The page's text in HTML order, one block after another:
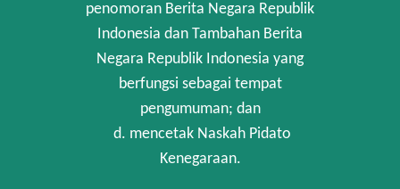
penomoran Berita Negara Republik
Indonesia dan Tambahan Berita
Negara Republik Indonesia yang
berfungsi sebagai tempat
pengumuman; dan
d. mencetak Naskah Pidato
Kenegaraan.